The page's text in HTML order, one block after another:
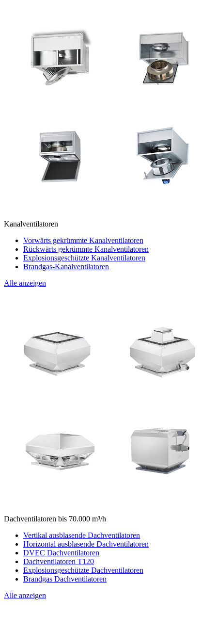
Kanalventilatoren
Vorwärts gekrümmte Kanalventilatoren
Rückwärts gekrümmte Kanalventilatoren
Explosionsgeschützte Kanalventilatoren
Brandgas-Kanalventilatoren
Alle anzeigen
Dachventilatoren bis 70.000 m³/h
Vertikal ausblasende Dachventilatoren
Horizontal ausblasende Dachventilatoren
DVEC Dachventilatoren
Dachventilatoren T120
Explosionsgeschützte Dachventilatoren
Brandgas Dachventilatoren
Alle anzeigen